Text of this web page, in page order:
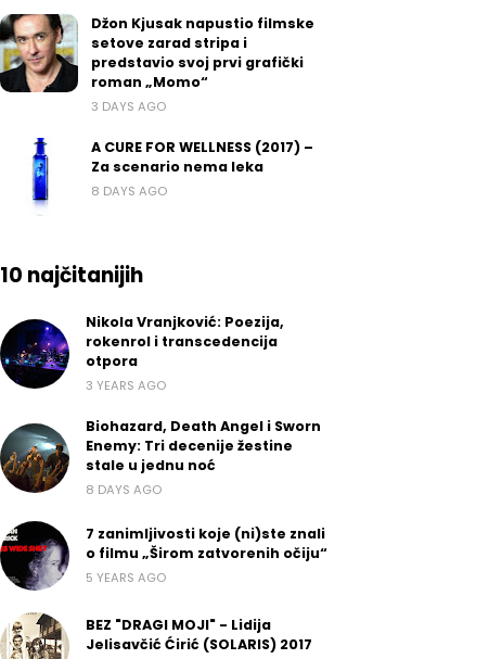
Džon Kjusak napustio filmske
setove zarad stripa i
predstavio svoj prvi grafički
roman „Momo“
3 DAYS AGO
A CURE FOR WELLNESS (2017) –
Za scenario nema leka
8 DAYS AGO
10 najčitanijih
Nikola Vranjković: Poezija,
rokenrol i transcedencija
otpora
3 YEARS AGO
Biohazard, Death Angel i Sworn
Enemy: Tri decenije žestine
stale u jednu noć
8 DAYS AGO
7 zanimljivosti koje (ni)ste znali
o filmu „Širom zatvorenih očiju“
5 YEARS AGO
BEZ "DRAGI MOJI" - Lidija
Jelisavčić Ćirić (SOLARIS) 2017